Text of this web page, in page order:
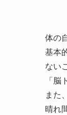
体の
基本
ない
「脳
また
晴れ